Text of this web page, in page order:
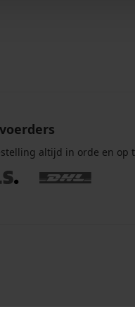
altijd in orde en op